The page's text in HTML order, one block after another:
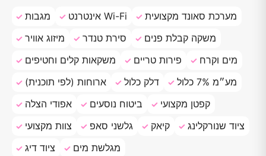
מגבות אינטרנט Wi-Fi
מערכת סאונד מקצועית
מיזוג אוויר
סירת טנדר
משקה קבלת פנים
משקאות קלים וחטיפים
פירות טריים
מים וקרח
ארוחות (לפי תוכנית)
דלק כלול
מע״מ 7% כלול
אפודי הצלה
ביטוח נוסעים
קפטן מקצועי
צוות מקצועי
גלשני סאפ קיאק
ציוד שנורקלינג
ציוד דיג
מגלשת מים